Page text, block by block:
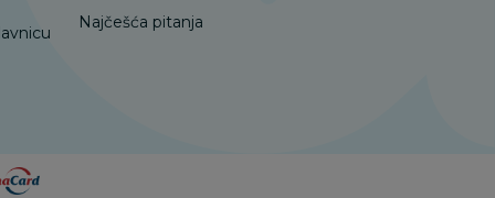
Najčešća pitanja